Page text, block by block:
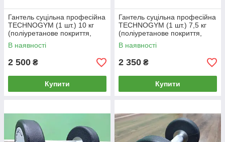
Гантель суцільна професійна
TECHNOGYM (1 шт.) 10 кг
(поліуретанове покриття,
вага 10 кг)
В наявності
2 500 ₴
Купити
Гантель суцільна професійна
TECHNOGYM (1 шт.) 7,5 кг
(поліуретанове покриття,
вага 7,5 кг)
В наявності
2 350 ₴
Купити